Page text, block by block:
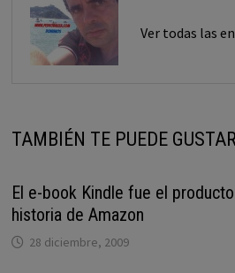
Ver todas las
TAMBIÉN TE PUEDE
El e-book Kindle fue el
historia de Amazon
28 diciembre, 2009